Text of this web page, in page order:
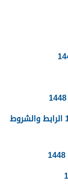
استخراج رخص حفر الابار في السعودية 1448 الرابط والشروط